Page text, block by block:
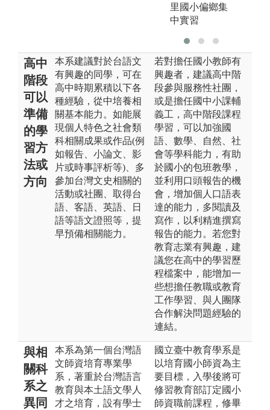
里國小偏鄉集
中實習
高中
階段
可以
準備
的學
習方
法或
方向
本系建議對於台語文
有興趣的同學，可在
高中時期累積以下各
種經驗，從中培養相
關基本能力。如能展
現個人特色之社會類
科相關成果或作品(例
如報告、小論文、影
片或時事評析等)、多
參加台灣文史相關的
活動或社團、取得台
語、客語、英語、日
語等語文證照等，提
早預備相關能力。
若對擔任國小教師有
興趣者，建議高中階
段參與服務性社團，
或是擔任國中小課輔
義工，高中階段課程
學習，可以加強國
語、數學、自然、社
會等學科能力，有助
於國小的包班教學，
並利用口頭報告的機
會，增加個人口語表
達的能力，多閱讀及
寫作，以利精進撰寫
報告的能力。若您對
教育志業有興趣，建
議您在高中的學習歷
程檔案中，能增加一
些想擔任教職或教育
工作學習、與人團隊
合作解決問題經驗的
連結。
與相
關科
系之
異同
本系為第一個台灣語
文師資培育專業學
系，著重於台灣語言
教育與本土語文學人
才之培育，設有學士
國立臺中教育學系是
以培育國小師資為主
要目標，入學後將可
修習教育部訂定國小
師資職前課程，修畢